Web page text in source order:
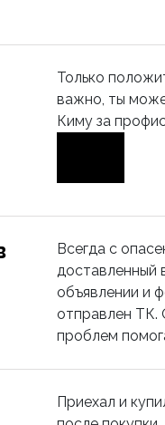
Только
важно, ты
Киму за
Всегда с
доставленный
объявлении и
отправлен ТК.
проблем
Приехал и